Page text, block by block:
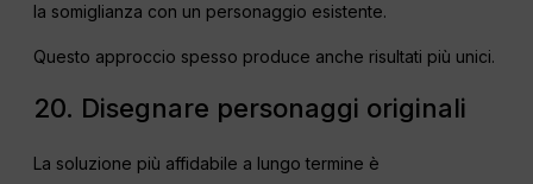
la somiglianza con un personaggio esistente.
Questo approccio spesso produce anche risultati più unici.
20. Disegnare personaggi originali
La soluzione più affidabile a lungo termine è